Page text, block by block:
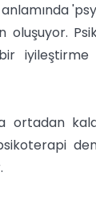
oluşuyor.
ortadan